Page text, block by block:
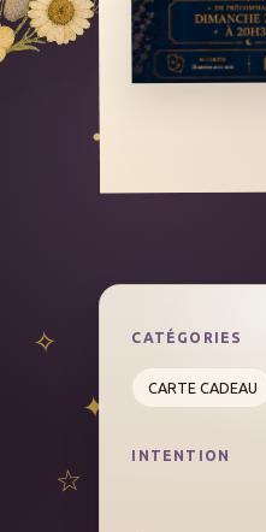
CATÉGORIES
CARTE CADEAU
INTENTION